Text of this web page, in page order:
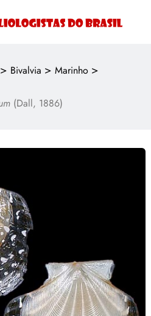
> Bivalvia > Marinho >
(Dall, 1886)